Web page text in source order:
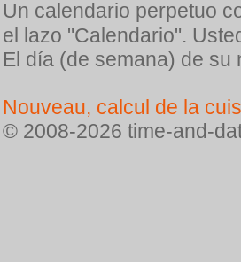
Un calendario perpetuo
el lazo "Calendario".
El día (de semana) de su
Nouveau, calcul de la
© 2008-2026 time-and-